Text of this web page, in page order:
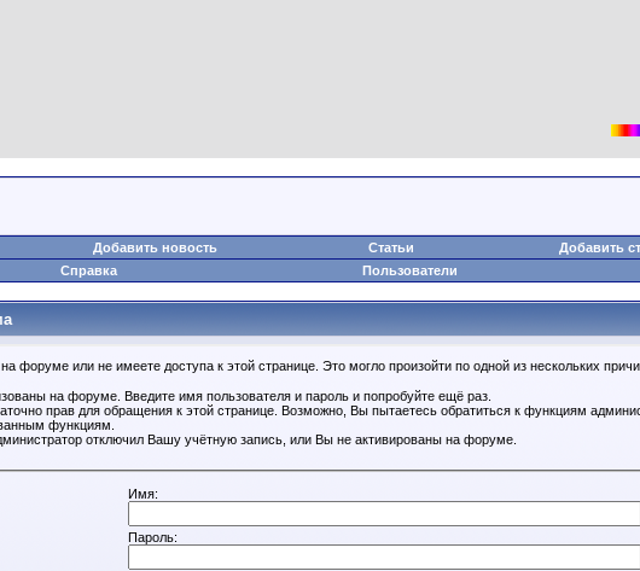
Добавить новость Статьи Добавить
Справка Пользователи
форуме или не имеете доступа к этой странице. Это могло произойти по одной из нескольких
на форуме. Введите имя пользователя и пароль и попробуйте ещё раз.
прав для обращения к этой странице. Возможно, Вы пытаетесь обратиться к функциям
функциям.
отключил Вашу учётную запись, или Вы не активированы на форуме.
Имя:
Пароль: